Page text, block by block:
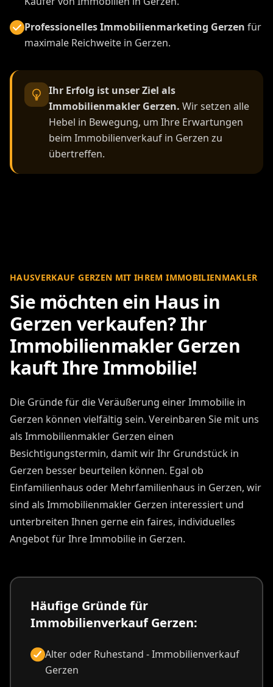
Professionelles Immobilienmarketing Gerzen für
maximale Reichweite in Gerzen.
Ihr Erfolg ist unser Ziel als
Immobilienmakler Gerzen. Wir setzen alle
Hebel in Bewegung, um Ihre Erwartungen
beim Immobilienverkauf in Gerzen zu
übertreffen.
HAUSVERKAUF GERZEN MIT IHREM IMMOBILIENMAKLER
Sie möchten ein Haus in
Gerzen verkaufen? Ihr
Immobilienmakler Gerzen
kauft Ihre Immobilie!
Die Gründe für die Veräußerung einer Immobilie in
Gerzen können vielfältig sein. Vereinbaren Sie mit uns
als Immobilienmakler Gerzen einen
Besichtigungstermin, damit wir Ihr Grundstück in
Gerzen besser beurteilen können. Egal ob
Einfamilienhaus oder Mehrfamilienhaus in Gerzen, wir
sind als Immobilienmakler Gerzen interessiert und
unterbreiten Ihnen gerne ein faires, individuelles
Angebot für Ihre Immobilie in Gerzen.
Häufige Gründe für
Immobilienverkauf Gerzen:
Alter oder Ruhestand - Immobilienverkauf
Gerzen